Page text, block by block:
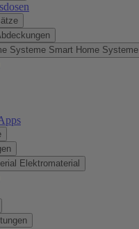
Smart Home Systeme
Elektromaterial